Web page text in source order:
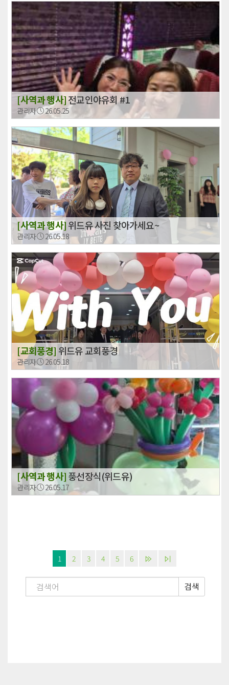
[사역과 행사]전교인야유회 #1
관리자 26.05.25
[사역과 행사]위드유 사진 찾아가세요~
관리자 26.05.18
[교회풍경] 위드유 교회풍경
관리자 26.05.18
[사역과 행사]풍선장식(위드유)
관리자 26.05.17
1 2 3 4 5 6
검색